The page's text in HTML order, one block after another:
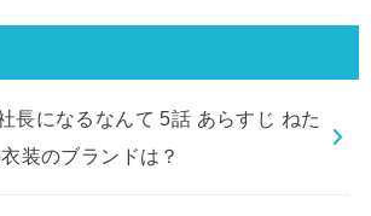
長になるなんて 5話 あらすじ ねた
装のブランドは？